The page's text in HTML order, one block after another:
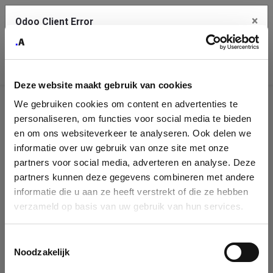
Deze website maakt gebruik van cookies
We gebruiken cookies om content en advertenties te
personaliseren, om functies voor social media te bieden
en om ons websiteverkeer te analyseren. Ook delen we
informatie over uw gebruik van onze site met onze
partners voor social media, adverteren en analyse. Deze
partners kunnen deze gegevens combineren met andere
informatie die u aan ze heeft verstrekt of die ze hebben
verzameld op basis van uw gebruik van hun services.
Noodzakelijk
Company
Identification
Please fill in your company details
You can search a company in our database by name, VAT or
enterprise ID. When a company is selected it will auto-complete the
form. If you don't find your company in our database, you can create
Odoo Client Error ×
service.
See details
Ok